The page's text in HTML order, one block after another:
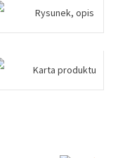
Rysunek, opis
Karta produktu